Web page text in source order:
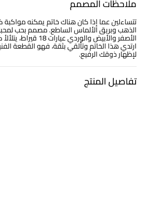
ملاحظات المصمم
تتساءلين عما إذا كان هناك خاتم يمكنه مواكبة
الذهب وبريق الألماس الساطع. مصمم بحب
الأصفر
ارتدي هذا الخاتم وتألقي بثقة، فهو القطعة
لإظهار ذوقك الرفيع.
تفاصيل المنتج